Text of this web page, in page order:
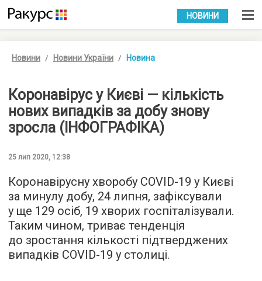
УКР РУС
НОВИНИ
Новини Новини України Новина
Коронавірус у Києві — кількість
нових випадків за добу знову
зросла (ІНФОГРАФІКА)
25 лип 2020, 12:38
Коронавірусну хворобу COVID-19 у Києві
за минулу добу, 24 липня, зафіксували
у ще 129 осіб, 19 хворих госпіталізували.
Таким чином, триває тенденція
до зростання кількості підтверджених
випадків COVID-19 у столиці.